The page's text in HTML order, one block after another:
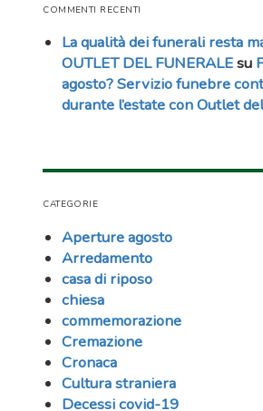
COMMENTI RECENTI
La qualità dei funerali resta
OUTLET DEL FUNERALEsu
agosto? Servizio funebre
durante l’estate con Outlet
CATEGORIE
Aperture agosto
Arredamento
casa di riposo
chiesa
commemorazione
Cremazione
Cronaca
Cultura straniera
Decessi covid-19